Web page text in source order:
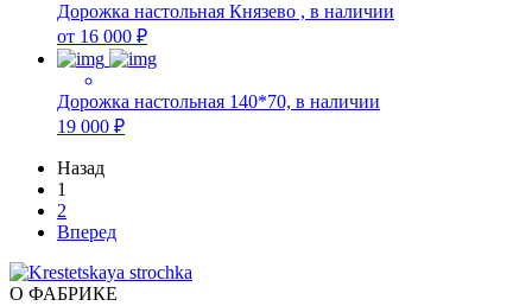
Дорожка настольная Князево , в наличии
от 16 000 ₽
Дорожка настольная 140*70, в наличии
19 000 ₽
Назад
1
2
Вперед
О ФАБРИКЕ